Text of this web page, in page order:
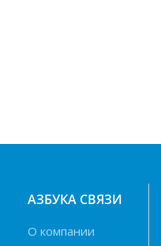
АЗБУКА СВЯЗИ
О компании